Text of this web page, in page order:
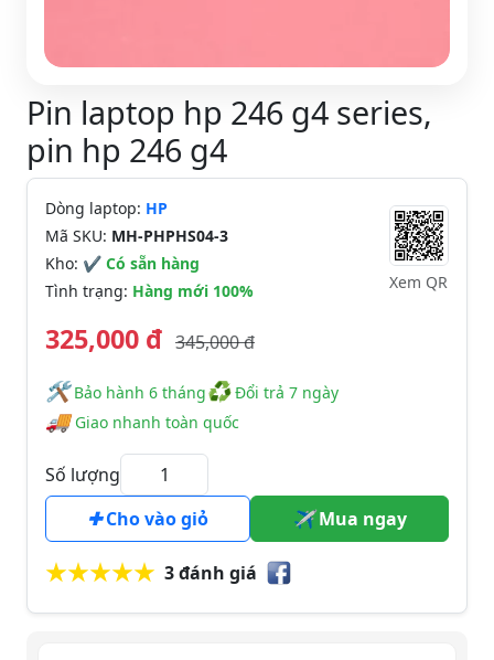
Pin laptop hp 246 g4 series,
pin hp 246 g4
Dòng laptop: HP
Mã SKU: MH-PHPHS04-3
Kho: ✔ Có sẵn hàng
Tình trạng: Hàng mới 100% Xem QR
325,000 đ 345,000 đ
🛠️️ Bảo hành 6 tháng♻Đổi trả 7 ngày
🚚Giao nhanh toàn quốc
Số lượng
Cho vào giỏ
Mua ngay
3 đánh giá